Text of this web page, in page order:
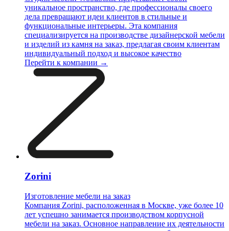
уникальное пространство, где профессионалы своего
дела превращают идеи клиентов в стильные и
функциональные интерьеры. Эта компания
специализируется на производстве дизайнерской мебели
и изделий из камня на заказ, предлагая своим клиентам
индивидуальный подход и высокое качество
Перейти к компании →
Zorini
Изготовление мебели на заказ
Компания Zorini, расположенная в Москве, уже более 10
лет успешно занимается производством корпусной
мебели на заказ. Основное направление их деятельности